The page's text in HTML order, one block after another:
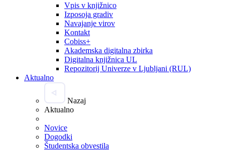
Vpis v knjižnico
Izposoja gradiv
Navajanje virov
Kontakt
Cobiss+
Akademska digitalna zbirka
Digitalna knjižnica UL
Repozitorij Univerze v Ljubljani (RUL)
Aktualno
Nazaj
Aktualno
Novice
Dogodki
Študentska obvestila